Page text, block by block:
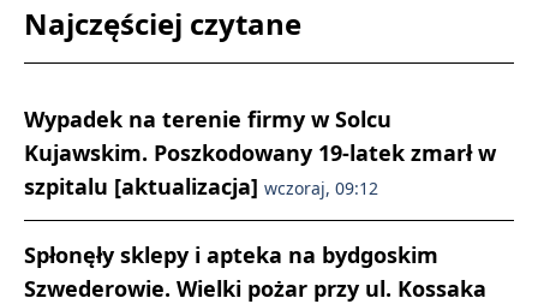
Najczęściej czytane
Wypadek na terenie firmy w Solcu
Kujawskim. Poszkodowany 19-latek zmarł w
szpitalu [aktualizacja] wczoraj, 09:12
Spłonęły sklepy i apteka na bydgoskim
Szwederowie. Wielki pożar przy ul. Kossaka